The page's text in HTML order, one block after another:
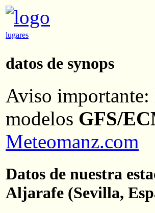
lugares
datos de synops
Aviso importante:
modelos GFS/
Meteomanz.com
Datos de nuestra
Aljarafe (Sevilla,